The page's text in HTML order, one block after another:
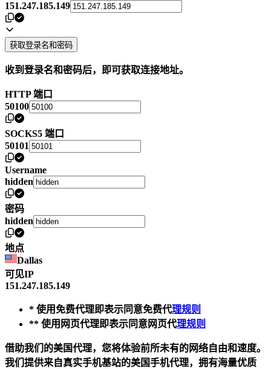
151.247.185.149
获取登录名和密码
收到登录名和密码后，即可获取连接地址。
HTTP 端口
50100
SOCKS5 端口
50101
Username
hidden
密码
hidden
地点
Dallas
可见IP
151.247.185.149
* 使用免费代理即表示同意免费代理规则
** 使用网页代理即表示同意网页代理规则
借助我们的美国代理，您将体验前所未有的网络自由和速度。
我们提供来自真实手机基站的美国手机代理，拥有海量优质